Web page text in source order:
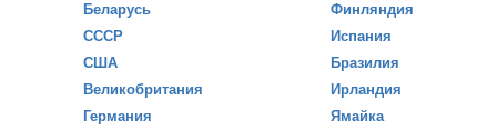
Беларусь
СССР
США
Великобритания
Германия
Финляндия
Испания
Бразилия
Ирландия
Ямайка